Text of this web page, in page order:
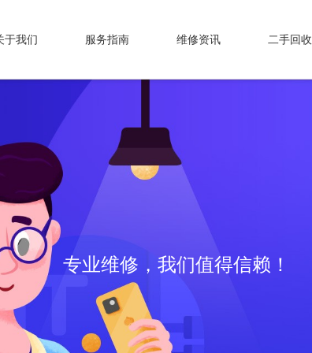
于我们 服务指南 维修资讯 二手回收
专业维修，我们值得信赖！